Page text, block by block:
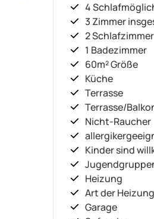
4
3 Zimmer
2 Schlafzimmer
1 Badezimmer
60m² Größe
Küche
Terrasse
Terrasse/
Nicht-Raucher
Kinder sind
Heizung
Art der
Garage